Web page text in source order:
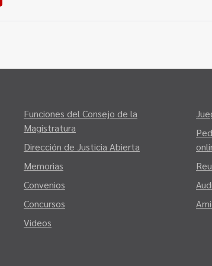
Funciones del Consejo de la
Magistratura
Dirección de Justicia Abierta
Memorias
Convenios
Concursos
Videos